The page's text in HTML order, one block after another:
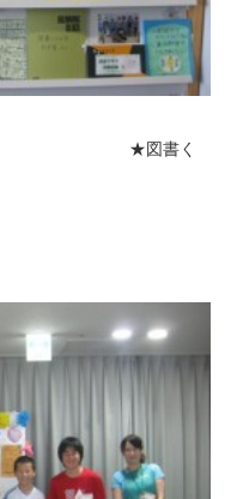
会 ★図書く